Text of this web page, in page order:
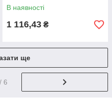
В наявності
1 116,43 ₴
ще
/ 6